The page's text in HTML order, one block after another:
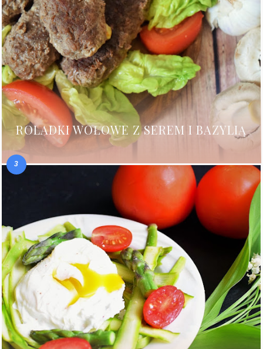
ROLADKI WOŁOWE Z SEREM I BAZYLIĄ